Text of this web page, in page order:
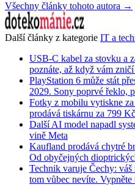
Všechny články tohoto autora →
Další články z kategorie IT a
USB-C kabel za stovku a
poznáte, až když vám
PlayStation 6 může stát
2029. Sony poprvé řeklo,
Fotky z mobilu vytiskne
prodává tiskárnu za 799
Další AI model napadl
vině Meta
Kaufland prodává chytré
Od obyčejných
Technik varuje Čechy:
tom vůbec nevíte.